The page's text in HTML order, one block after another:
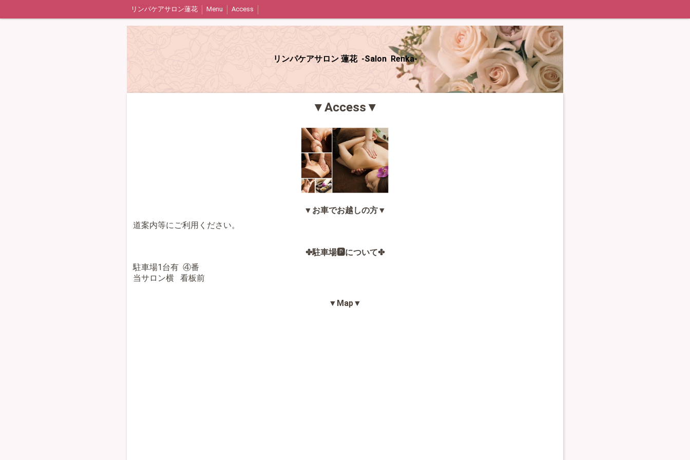
リンパケアサロン蓮花 Menu Access
リンパケアサロン 蓮花 -Salon Renka-
▼Access▼
▼お車でお越しの方▼
道案内等にご利用ください。
✤駐車場🅿️について✤
駐車場1台有 ④番
当サロン横 看板前
▼Map▼